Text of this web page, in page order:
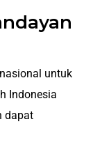
untuk
Indonesia
dapat